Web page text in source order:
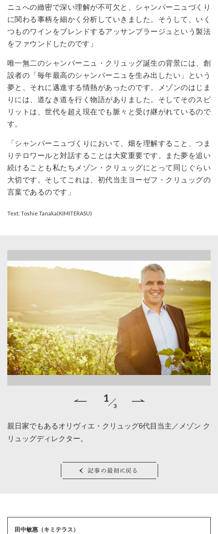
ニュへの緻密で深い理解が不可欠と、シャンパーニュづくり
に関わる事柄を細かく分析していきました。そうして、いく
つものワインをブレンドするアッサンブラージュという製法
をファウンドしたのです」
唯一無二のシャンパーニュ・クリュッグ誕生の背景には、創
設者の「毎年最高のシャンパーニュを生み出したい」という
夢と、それに邁進する情熱があったのです。メゾンのはじま
りには、道なき道を行く物語がありました。そしてそのスピ
リットは、世代を超え現在でも脈々と受け継がれているので
す。
「シャンパーニュづくりにおいて、畑を理解すること、つま
りテロワールと対話することは大変重要です。また夢を追い
続けることも私たちメゾン・クリュッグにとって同じぐらい
大切です。そしてこれは、初代当主ヨーゼフ・クリュッグの
言葉であるのです」
Text: Toshie Tanaka(KIMITERASU)
親日家でもあるオリヴィエ・クリュッグ6代目当主／メゾン ク
リュッグディレクター。
記事の最初に戻る
1
3
田中敏惠（キミテラス）